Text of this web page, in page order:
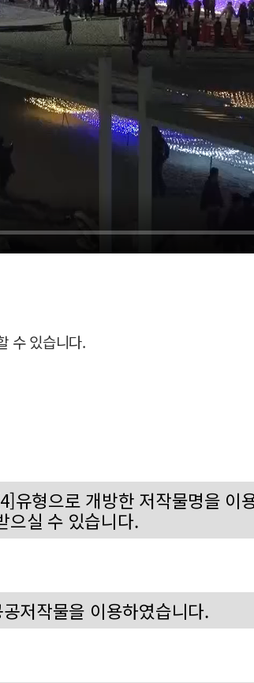
수 있습니다.
유형으로 개방한 저작물명을 이
으실 수 있습니다.
저작물을 이용하였습니다.